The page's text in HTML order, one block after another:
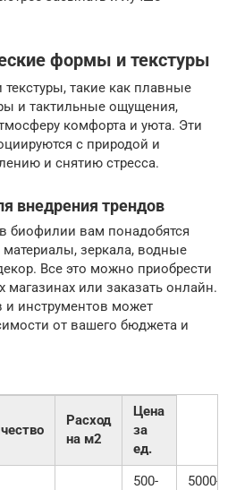
формы и текстуры
такие как плавные
и тактильные ощущения,
комфорта и уюта. Эти
с природой и
и снятию стресса.
внедрения трендов
биофилии вам понадобятся
материалы, зеркала, водные
Все это можно приобрести
или заказать онлайн.
и инструментов может
от вашего бюджета и
Расход
на м2
Цена
за
ед.
500-
5000-